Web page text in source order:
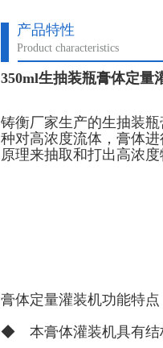
产品特性
Product characteristics
350ml生抽装瓶膏体定量
铸衡厂家生产的生抽装
种对高浓度流体，膏体
原理来抽取和打出高浓
膏体定量灌装机功能特点
◆ 本膏体灌装机具有结